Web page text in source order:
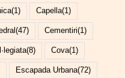
(1) Capella(1)
(47) Cementiri(1)
(8) Cova(1)
Escapada Urbana(72)